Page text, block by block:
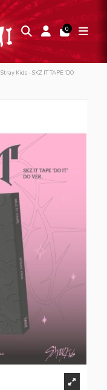
0
Stray Kids - SKZ IT TAPE ‘DO